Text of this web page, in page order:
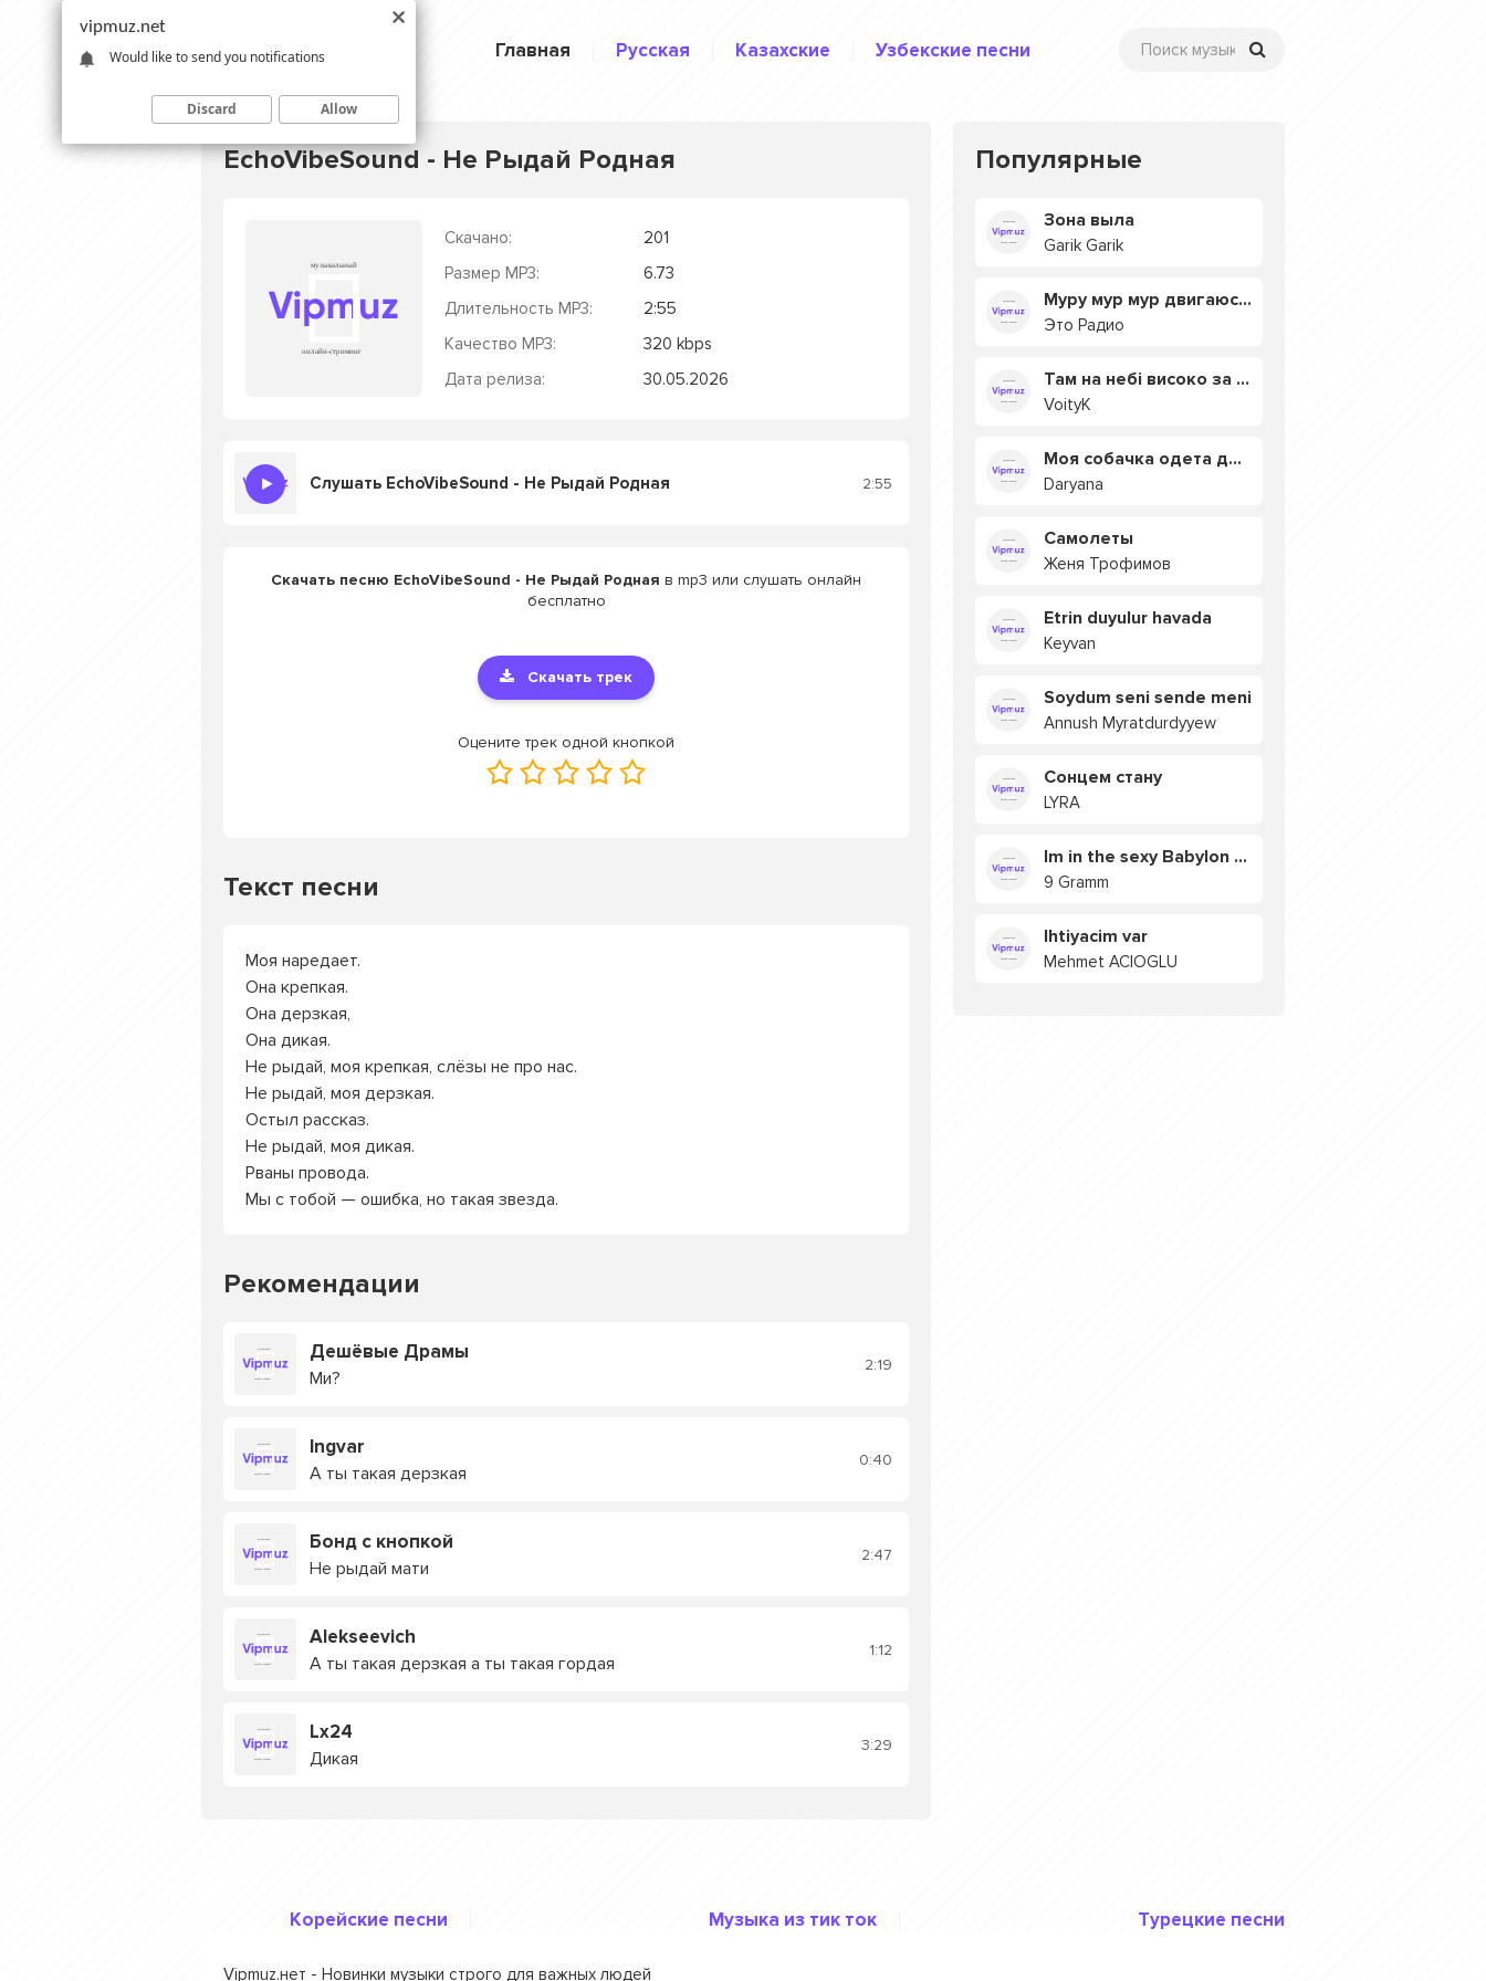
Главная Русская Казахские Узбекские песни
EchoVibeSound - Не Рыдай Родная
Скачано:
201
Размер MP3:
6.73
Длительность MP3:
2:55
Качество MP3:
320 kbps
Дата релиза:
30.05.2026
Слушать EchoVibeSound - Не Рыдай Родная 2:55
Скачать песню EchoVibeSound - Не Рыдай Родная в mp3 или слушать онлайн
бесплатно
Скачать трек
Оцените трек одной кнопкой
Текст песни
Моя наредает.
Она крепкая.
Она дерзкая,
Она дикая.
Не рыдай, моя крепкая, слёзы не про нас.
Не рыдай, моя дерзкая.
Остыл рассказ.
Не рыдай, моя дикая.
Рваны провода.
Мы с тобой — ошибка, но такая звезда.
Рекомендации
Дешёвые Драмы
Ми?
2:19
Ingvar
А ты такая дерзкая
0:40
Бонд с кнопкой
Не рыдай мати
2:47
Alekseevich
А ты такая дерзкая а ты такая гордая
1:12
Lx24
Дикая
3:29
Популярные
Зона выла
Garik Garik
Муру мур мур двигаюсь на мурмулях
Это Радио
Там на небі високо за хмарами
VoityK
Моя собачка одета дороже тебя
Daryana
Самолеты
Женя Трофимов
Etrin duyulur havada
Keyvan
Soydum seni sende meni
Annush Myratdurdyyew
Сонцем стану
LYRA
Im in the sexy Babylon БУЯ
9 Gramm
Ihtiyacim var
Mehmet ACIOGLU
Корейские песни Музыка из тик ток Турецкие песни
Vipmuz.нет - Новинки музыки строго для важных людей
vipmuz.net
Would like to send you notifications
Discard Allow